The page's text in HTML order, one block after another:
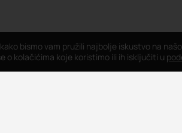
bismo vam pružili najbolje iskustvo na
o kolačićima koje koristimo ili ih isključiti u